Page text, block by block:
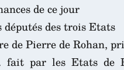
de ce jour
députés des trois Etats
de Pierre de Rohan,
fait par les Etats de